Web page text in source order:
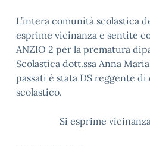
L’intera comunità scolastica
esprime vicinanza e sentite
ANZIO 2 per la prematura
Scolastica dott.ssa Anna
passati è stata DS reggente
scolastico.
Si esprime